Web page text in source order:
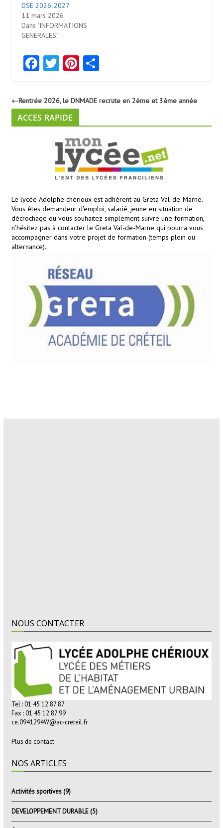
DSE 2026-2027
11 mars 2026
Dans "INFORMATIONS
GENERALES"
Fa
b
o
o
T
itt
er
Pi
er
es
t
Pa
ag
Rentrée 2026, le DNMADE recrute en 2ème et 3ème année
ACCES RAPIDE
Le lycée Adolphe chérioux est adhérent au Greta Val-de-Marne.
Vous êtes demandeur d'emploi, salarié, jeune en situation de
décrochage ou vous souhaitez simplement suivre une formation,
n'hésitez pas à contacter le Greta Val-de-Marne qui pourra vous
accompagner dans votre projet de formation (temps plein ou
alternance).
NOUS CONTACTER
Tel : 01 45 12 87 87
Fax : 01 45 12 87 99
ce.0941294W@ac-creteil.fr
Plus de contact
NOS ARTICLES
Activités sportives(9)
DEVELOPPEMENT DURABLE(5)